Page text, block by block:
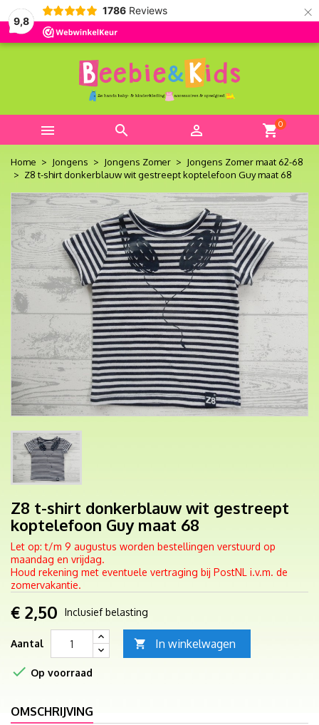
9,8
1786 Reviews ×
   shopping_cart0
Home Jongens Jongens Zomer
Jongens Zomer maat 62-68
Z8 t-shirt donkerblauw wit gestreept koptelefoon Guy maat 68
Z8 t-shirt donkerblauw wit gestreept
koptelefoon Guy maat 68
Let op: t/m 9 augustus worden bestellingen verstuurd op
maandag en vrijdag.
Houd rekening met eventuele vertraging bij PostNL i.v.m. de
zomervakantie.
€ 2,50 Inclusief belasting
Aantal  In winkelwagen
 Op voorraad
OMSCHRIJVING